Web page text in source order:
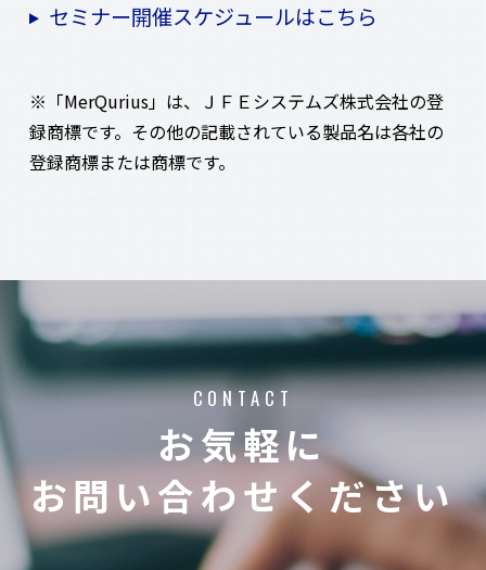
セミナー開催スケジュールはこちら
※「MerQurius」は、ＪＦＥシステムズ株式会社の登
録商標です。その他の記載されている製品名は各社の
登録商標または商標です。
CONTACT
お気軽に
お問い合わせください